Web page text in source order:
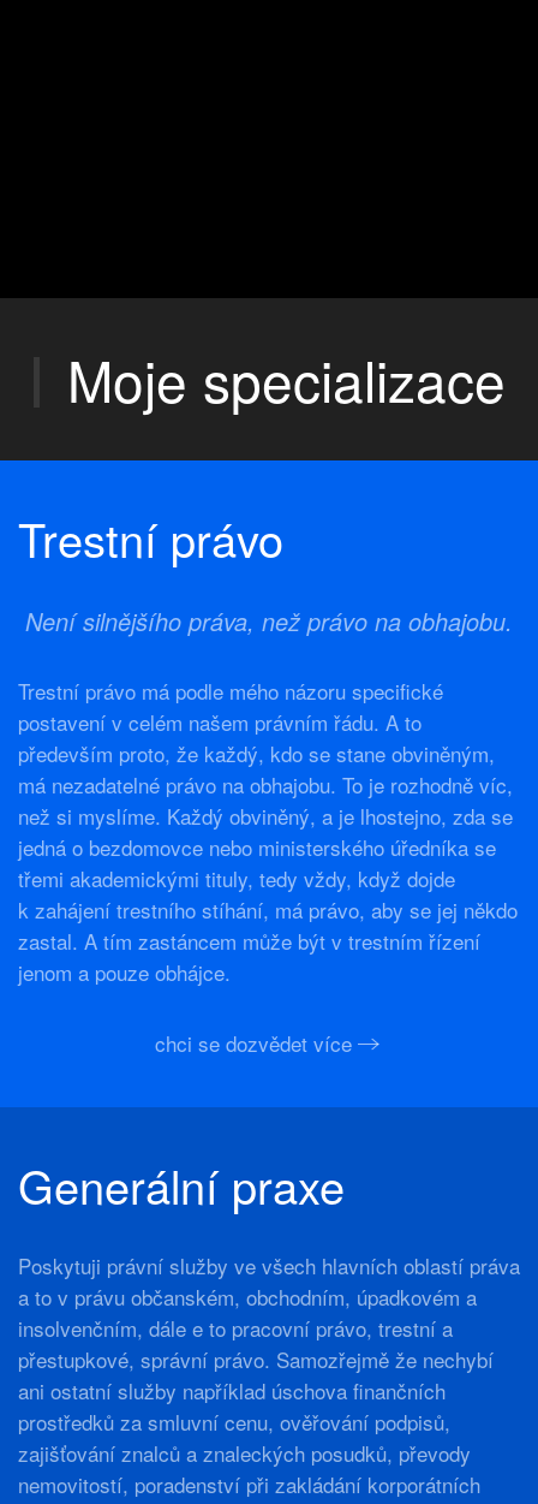
Moje specializace
Trestní právo
Není silnějšího práva, než právo na obhajobu.
Trestní právo má podle mého názoru specifické
postavení v celém našem právním řádu. A to
především proto, že každý, kdo se stane obviněným,
má nezadatelné právo na obhajobu. To je rozhodně víc,
než si myslíme. Každý obviněný, a je lhostejno, zda se
jedná o bezdomovce nebo ministerského úředníka se
třemi akademickými tituly, tedy vždy, když dojde
k zahájení trestního stíhání, má právo, aby se jej někdo
zastal. A tím zastáncem může být v trestním řízení
jenom a pouze obhájce.
chci se dozvědet více
Generální praxe
Poskytuji právní služby ve všech hlavních oblastí práva
a to v právu občanském, obchodním, úpadkovém a
insolvenčním, dále e to pracovní právo, trestní a
přestupkové, správní právo. Samozřejmě že nechybí
ani ostatní služby například úschova finančních
prostředků za smluvní cenu, ověřování podpisů,
zajišťování znalců a znaleckých posudků, převody
nemovitostí, poradenství při zakládání korporátních